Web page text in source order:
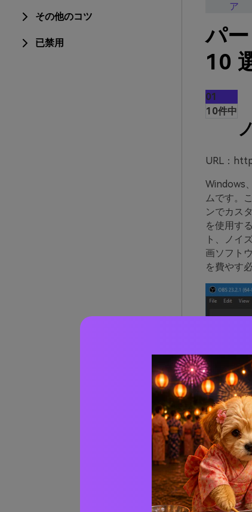
その他のコツ
已禁用
ア
パ
10
01
10件中
URL：
Windows
ムです。
ンでカス
を使用す
ト、ノイ
画ソフト
を費やす